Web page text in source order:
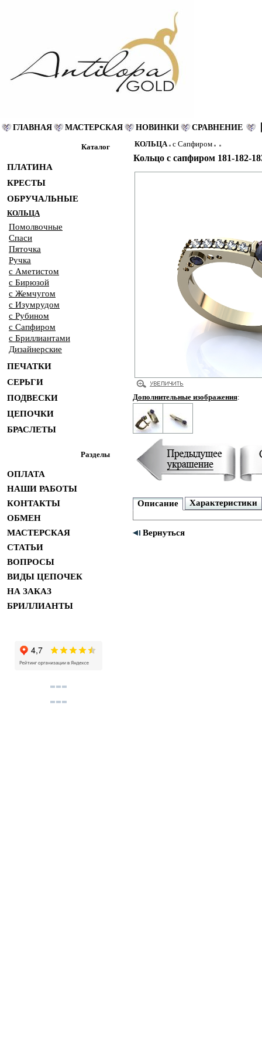
ГЛАВНАЯ МАСТЕРСКАЯ НОВИНКИ СРАВНЕНИЕ
Каталог
ПЛАТИНА
КРЕСТЫ
ОБРУЧАЛЬНЫЕ
КОЛЬЦА
Помолвочные
Спаси
Пяточка
Ручка
с Аметистом
с Бирюзой
с Жемчугом
с Изумрудом
с Рубином
с Сапфиром
с Бриллиантами
Дизайнерские
ПЕЧАТКИ
СЕРЬГИ
ПОДВЕСКИ
ЦЕПОЧКИ
БРАСЛЕТЫ
Разделы
ОПЛАТА
НАШИ РАБОТЫ
КОНТАКТЫ
ОБМЕН
МАСТЕРСКАЯ
СТАТЬИ
ВОПРОСЫ
ВИДЫ ЦЕПОЧЕК
НА ЗАКАЗ
БРИЛЛИАНТЫ
КОЛЬЦА с Сапфиром
Кольцо с сапфиром 181-182-
Дополнительные изображения:
Описание Характеристики
Вернуться